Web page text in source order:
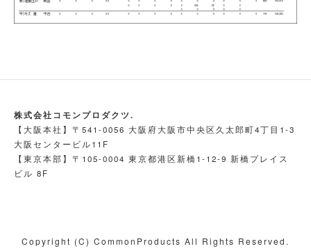
株式会社コモンプロダクツ.
【大阪本社】〒541-0056 大阪府大阪市中央区久太郎町4丁目1-3
大阪センタービル11F
【東京本部】〒105-0004 東京都港区新橋1-12-9 新橋プレイス
ビル 8F
Copyright (C) CommonProducts All Rights Reserved.